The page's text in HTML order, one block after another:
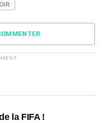
la FIFA !